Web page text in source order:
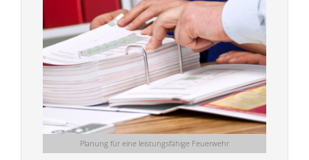
Planung für eine leistungsfähige Feuerwehr